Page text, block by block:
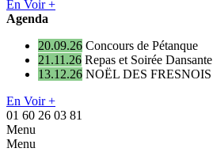
En Voir +
Agenda
20.09.26 Concours de Pétanque
21.11.26 Repas et Soirée Dansante
13.12.26 NOËL DES FRESNOIS
En Voir +
01 60 26 03 81
Menu
Menu